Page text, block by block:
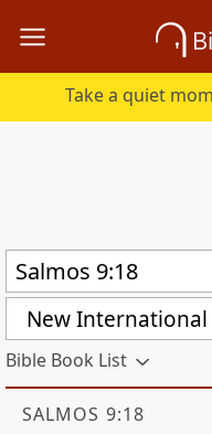
Take a quiet
New International
Bible Book List
SALMOS 9:18